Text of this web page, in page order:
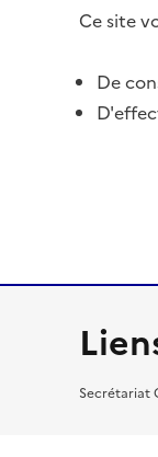
Ce site
De
Secrétariat